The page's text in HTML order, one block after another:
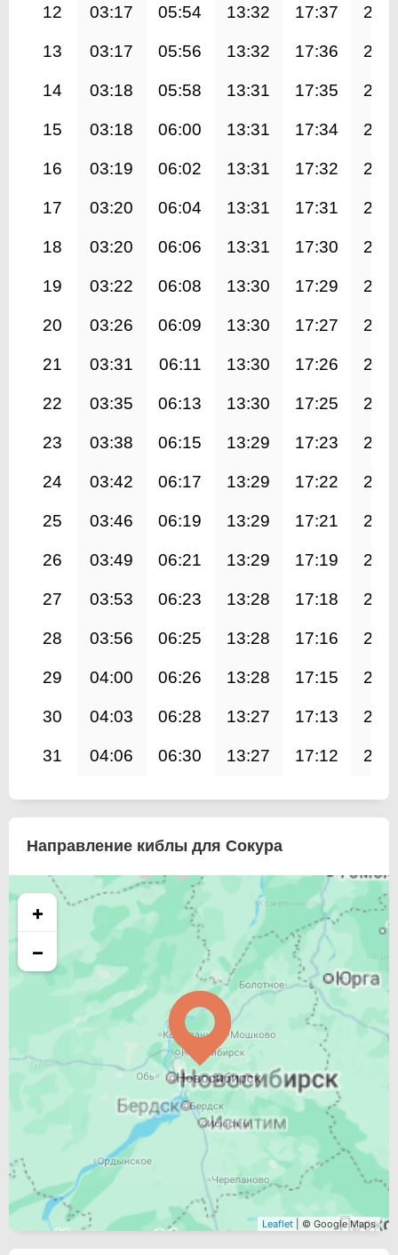
12 03:17 05:54 13:32 17:37
13 03:17 05:56 13:32 17:36
14 03:18 05:58 13:31 17:35
15 03:18 06:00 13:31 17:34
16 03:19 06:02 13:31 17:32
17 03:20 06:04 13:31 17:31
18 03:20 06:06 13:31 17:30
19 03:22 06:08 13:30 17:29
20 03:26 06:09 13:30 17:27
21 03:31 06:11 13:30 17:26
22 03:35 06:13 13:30 17:25
23 03:38 06:15 13:29 17:23
24 03:42 06:17 13:29 17:22
25 03:46 06:19 13:29 17:21
26 03:49 06:21 13:29 17:19
27 03:53 06:23 13:28 17:18
28 03:56 06:25 13:28 17:16
29 04:00 06:26 13:28 17:15
30 04:03 06:28 13:27 17:13
31 04:06 06:30 13:27 17:12
Направление киблы для Сокура
+
−
Leaflet | © Google Maps